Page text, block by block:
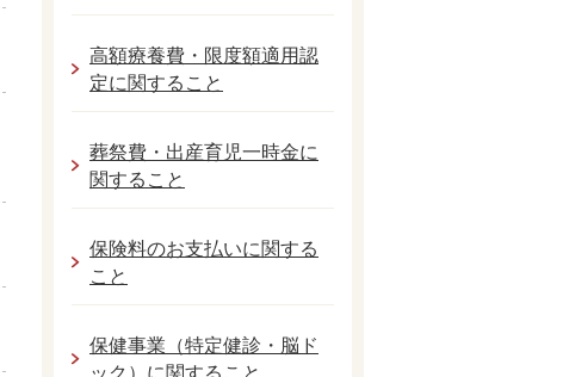
高額療養費・限度額適用認
定に関すること
葬祭費・出産育児一時金に
関すること
保険料のお支払いに関する
こと
保健事業（特定健診・脳ド